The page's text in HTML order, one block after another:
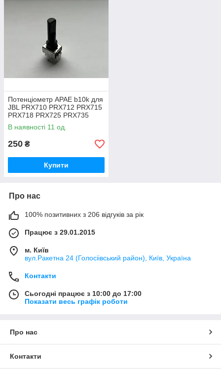
Потенціометр APAE b10k для
JBL PRX710 PRX712 PRX715
PRX718 PRX725 PRX735
PRX815 PRX835 PRX825
В наявності 11 од.
250 ₴
Купити
Про нас
100% позитивних з 206 відгуків за рік
Працює з 29.01.2015
м. Київ
вул.Ракетна 24 (Голосіівський район), Київ, Україна
Контакти
Сьогодні працює з 10:00 до 17:00
Показати весь графік роботи
Про нас
Контакти